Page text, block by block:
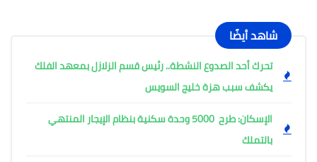
شاهد أيضًا
تحرك أحد الصدوع النشطة.. رئيس قسم الزلازل بمعهد الفلك
يكشف سبب هزة خليج السويس
الإسكان: طرح 5000 وحدة سكنية بنظام الإيجار المنتهي
بالتملك